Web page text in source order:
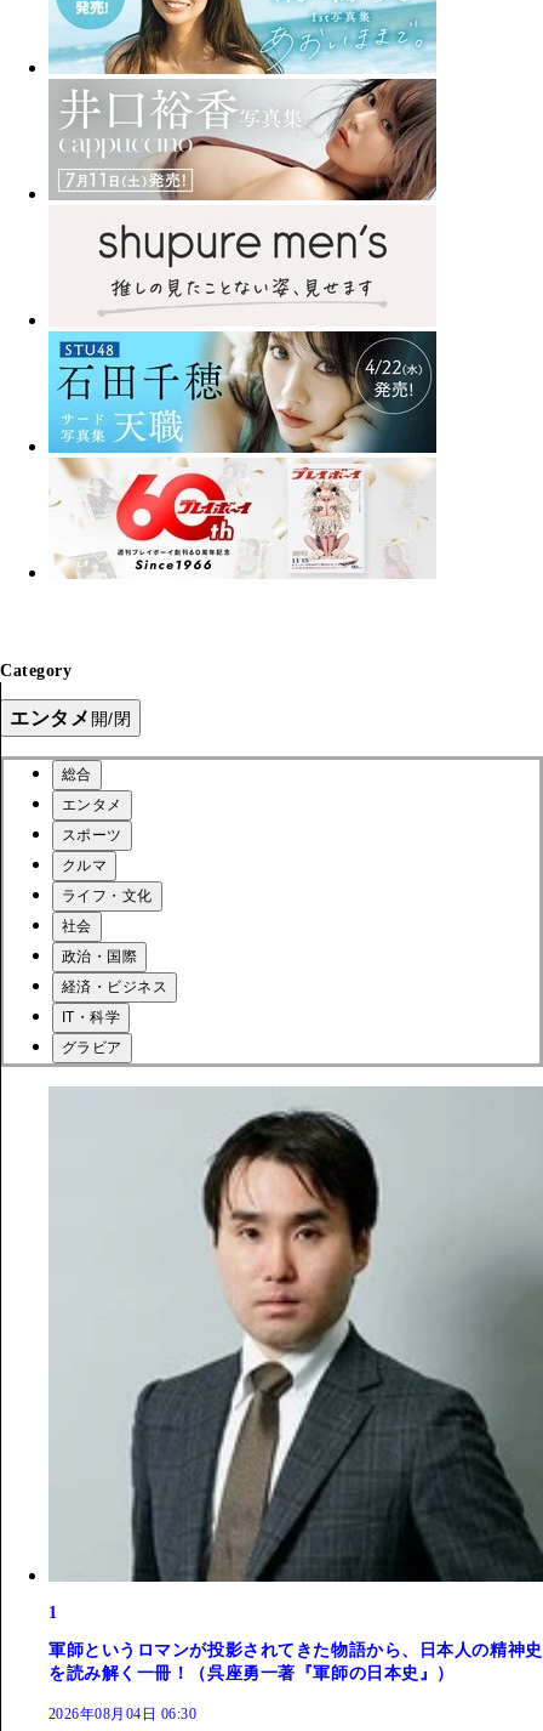
Category
エンタメ 開/閉
総合
エンタメ
スポーツ
クルマ
ライフ・文化
社会
政治・国際
経済・ビジネス
IT・科学
グラビア
1
軍師というロマンが投影されてきた物語から、日本人の精神史
を読み解く一冊！（呉座勇一著『軍師の日本史』）
2026年08月04日 06:30